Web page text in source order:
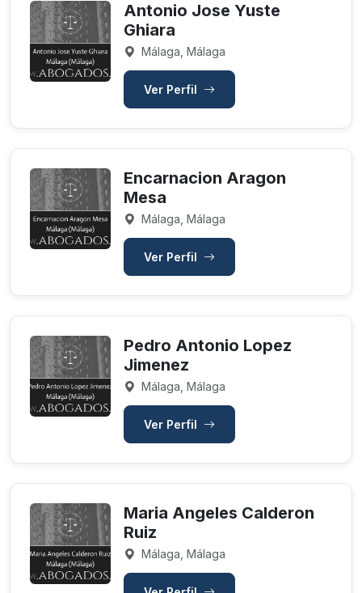
Antonio Jose Yuste
Ghiara
Málaga, Málaga
Ver Perfil
Encarnacion Aragon
Mesa
Málaga, Málaga
Ver Perfil
Pedro Antonio Lopez
Jimenez
Málaga, Málaga
Ver Perfil
Maria Angeles Calderon
Ruiz
Málaga, Málaga